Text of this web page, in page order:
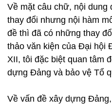
Về mặt câu chữ, nội dung
thay đổi nhưng nội hàm
đề thì đã có những thay
thảo văn kiện của Đại hội
XII, tôi đặc biệt quan tâm
dựng Đảng và bảo vệ Tổ
Về vấn đề xây dựng